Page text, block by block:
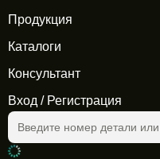
Продукция
Каталоги
Консультант
Вход / Регистрация